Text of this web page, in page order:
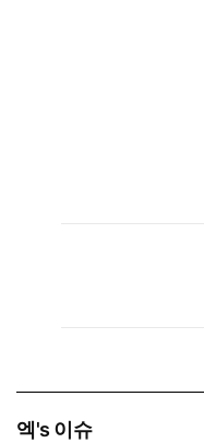
엑's 이슈